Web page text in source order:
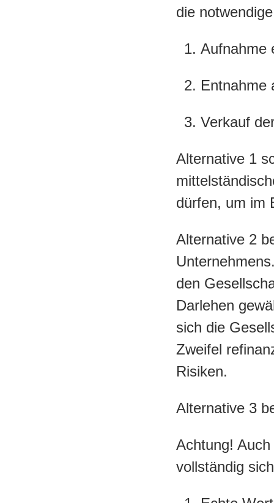
die
Aufnahme
Entnahme
Verkauf
Alternative 1
dürfen, um im
Alternative 2
den
Darlehen
sich die
Zweifel
Risiken.
Alternative 3
Achtung!
vollständig